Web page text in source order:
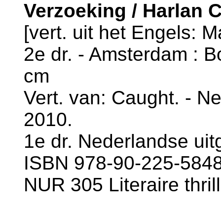
Verzoeking / Harlan
[vert. uit het Engels:
2e dr. - Amsterdam :
cm
Vert. van: Caught. -
2010.
1e dr. Nederlandse
ISBN 978-90-225-
NUR 305 Literaire